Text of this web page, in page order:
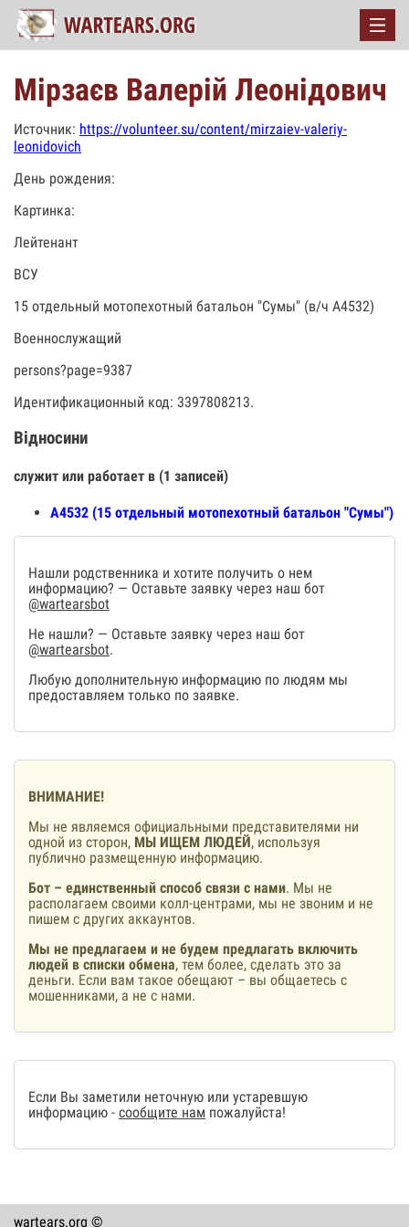
Мірзаєв Валерій Леонідович
Источник: https://volunteer.su/content/mirzaiev-valeriy-
leonidovich
День рождения:
Картинка:
Лейтенант
ВСУ
15 отдельный мотопехотный батальон "Сумы" (в/ч А4532)
Военнослужащий
persons?page=9387
Идентификационный код: 3397808213.
Відносини
служит или работает в (1 записей)
А4532 (15 отдельный мотопехотный батальон "Сумы")
Нашли родственника и хотите получить о нем
информацию? — Оставьте заявку через наш бот
@wartearsbot
Не нашли? — Оставьте заявку через наш бот
@wartearsbot.
Любую дополнительную информацию по людям мы
предоставляем только по заявке.
ВНИМАНИЕ!
Мы не являемся официальными представителями ни
одной из сторон, МЫ ИЩЕМ ЛЮДЕЙ, используя
публично размещенную информацию.
Бот – единственный способ связи с нами. Мы не
располагаем своими колл-центрами, мы не звоним и не
пишем с других аккаунтов.
Мы не предлагаем и не будем предлагать включить
людей в списки обмена, тем более, сделать это за
деньги. Если вам такое обещают – вы общаетесь с
мошенниками, а не с нами.
Если Вы заметили неточную или устаревшую
информацию - сообщите нам пожалуйста!
wartears.org ©